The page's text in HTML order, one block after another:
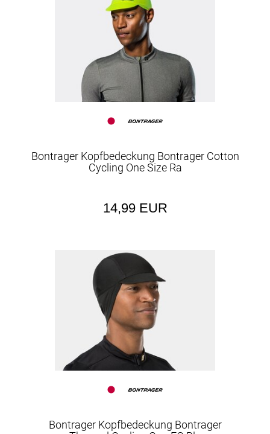
Bontrager Kopfbedeckung Bontrager Cotton
Cycling One Size Ra
14,99 EUR
Bontrager Kopfbedeckung Bontrager